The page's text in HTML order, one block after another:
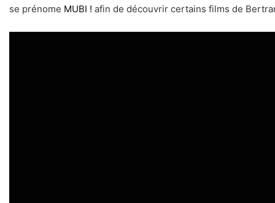
se prénome MUBI ! afin de découvrir certains films de